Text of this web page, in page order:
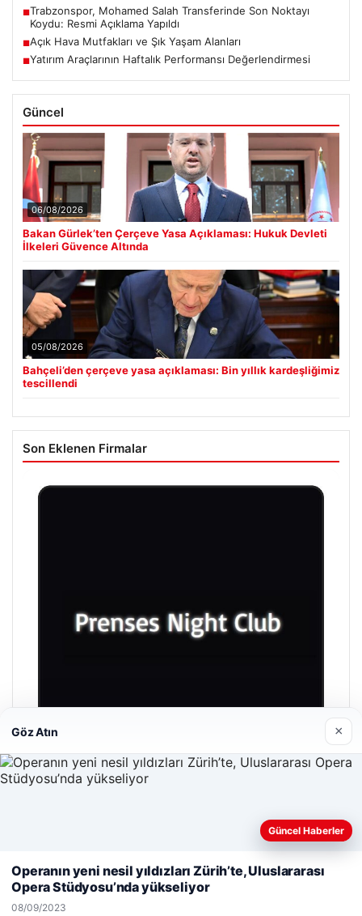
■Trabzonspor, Mohamed Salah Transferinde Son Noktayı
Koydu: Resmi Açıklama Yapıldı
■Açık Hava Mutfakları ve Şık Yaşam Alanları
■Yatırım Araçlarının Haftalık Performansı Değerlendirmesi
Güncel
06/08/2026
Bakan Gürlek’ten Çerçeve Yasa Açıklaması: Hukuk Devleti
İlkeleri Güvence Altında
05/08/2026
Bahçeli’den çerçeve yasa açıklaması: Bin yıllık kardeşliğimiz
tescillendi
Son Eklenen Firmalar
Web sitemizi nasıl kullandığınızı daha iyi anlayabilmek,
kullanıyoruz.Çerez Politikamız
Kabul Et
Göz Atın ×
Güncel Haberler
Operanın yeni nesil yıldızları Zürih’te, Uluslararası
Opera Stüdyosu’nda yükseliyor
08/09/2023